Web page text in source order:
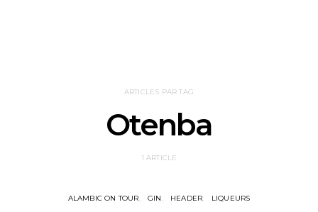
ARTICLES PAR TAG
Otenba
1 ARTICLE
ALAMBIC ON TOUR GIN HEADER LIQUEURS